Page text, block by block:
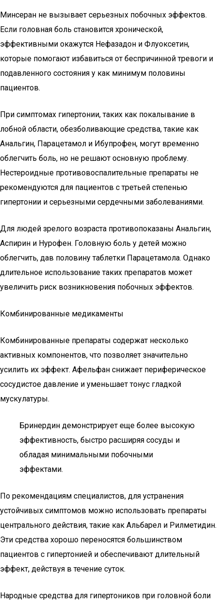
Минсеран не вызывает серьезных побочных эффектов.
Если головная боль становится хронической,
эффективными окажутся Нефазадон и Флуоксетин,
которые помогают избавиться от беспричинной тревоги и
подавленного состояния у как минимум половины
пациентов.
При симптомах гипертонии, таких как покалывание в
лобной области, обезболивающие средства, такие как
Анальгин, Парацетамол и Ибупрофен, могут временно
облегчить боль, но не решают основную проблему.
Нестероидные противовоспалительные препараты не
рекомендуются для пациентов с третьей степенью
гипертонии и серьезными сердечными заболеваниями.
Для людей зрелого возраста противопоказаны Анальгин,
Аспирин и Нурофен. Головную боль у детей можно
облегчить, дав половину таблетки Парацетамола. Однако
длительное использование таких препаратов может
увеличить риск возникновения побочных эффектов.
Комбинированные медикаменты
Комбинированные препараты содержат несколько
активных компонентов, что позволяет значительно
усилить их эффект. Афельфан снижает периферическое
сосудистое давление и уменьшает тонус гладкой
мускулатуры.
Бринердин демонстрирует еще более высокую
эффективность, быстро расширяя сосуды и
обладая минимальными побочными
эффектами.
По рекомендациям специалистов, для устранения
устойчивых симптомов можно использовать препараты
центрального действия, такие как Альбарел и Рилметидин.
Эти средства хорошо переносятся большинством
пациентов с гипертонией и обеспечивают длительный
эффект, действуя в течение суток.
Народные средства для гипертоников при головной боли